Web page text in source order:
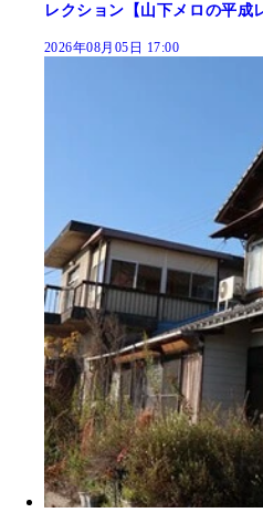
レクション【山下メロの平成
2026年08月05日 17:00